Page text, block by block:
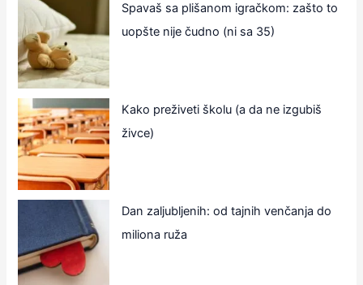
Spavaš sa plišanom igračkom: zašto to
uopšte nije čudno (ni sa 35)
Kako preživeti školu (a da ne izgubiš
živce)
Dan zaljubljenih: od tajnih venčanja do
miliona ruža